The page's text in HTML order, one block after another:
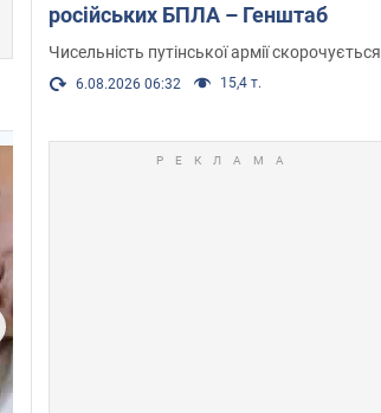
російських БПЛА – Генштаб
Чисельність путінської армії скорочується
6.08.2026 06:32 15,4 т.